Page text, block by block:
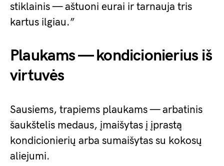
stiklainis — aštuoni eurai ir tarnauja tris
kartus ilgiau.”
Plaukams — kondicionierius iš
virtuvės
Sausiems, trapiems plaukams — arbatinis
šaukštelis medaus, įmaišytas į įprastą
kondicionierių arba sumaišytas su kokosų
aliejumi.